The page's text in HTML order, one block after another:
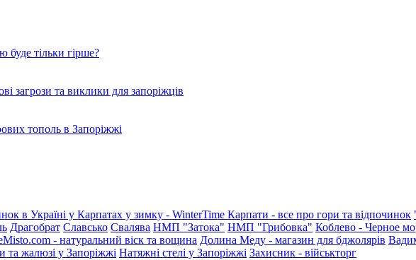
буде тільки гірше?
загрози та виклики для запоріжців
тополь в Запоріжжі
в Україні у Карпатах у зимку - WinterTime Карпати - все про гори та відпочинок
Драгобрат Славсько Свалява НМП "Затока" НМП "Грибовка" Коблево - Черное
- натуральний віск та вощина Долина Меду - магазин для бджолярів
та жалюзі у Запоріжжі Натяжні стелі у Запоріжжі Захисник - військторг